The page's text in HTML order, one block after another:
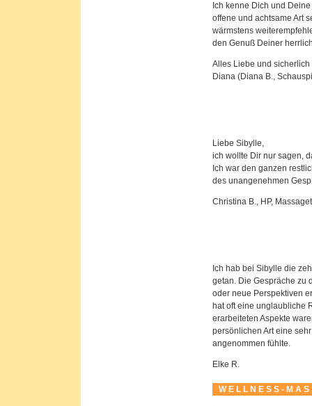
Ich kenne Dich und
offene und achtsame Art
wärmstens
den Genuß Deiner
Alles Liebe und sicherlich
Diana (Diana B.,
Liebe Sibylle,
ich wollte Dir nur sagen,
Ich war den ganzen
des unangenehmen
Christina B., HP,
Ich hab bei Sibylle die
getan. Die Gespräche zu
oder neue Perspektiven
hat oft eine unglaubliche
erarbeiteten Aspekte
persönlichen Art eine
angenommen fühlte.
Elke R.
W E L L N E S S - M A S